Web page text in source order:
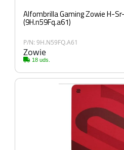
Alfombrilla Gaming Zowie H-
(9H.n59Fq.a61)
P/N: 9H.N59FQ.A61
Zowie
18 uds.